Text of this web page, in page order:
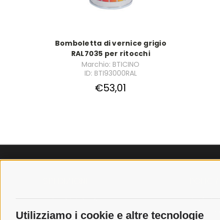
Utilizziamo i cookie e altre tecnologie
Bomboletta di vernice grigio
RAL7035 per ritocchi
Marchio: BTICINO
ID: BTI93000RAL
€53,01
COSTI DI SPEDIZIONE
TEMPI DI SPEDIZIONE
PRIVACY
COOKIE